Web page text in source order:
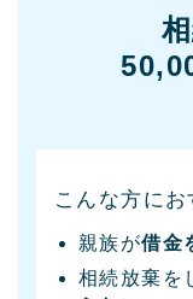
こんな方にお
親族が借金
相続放棄を